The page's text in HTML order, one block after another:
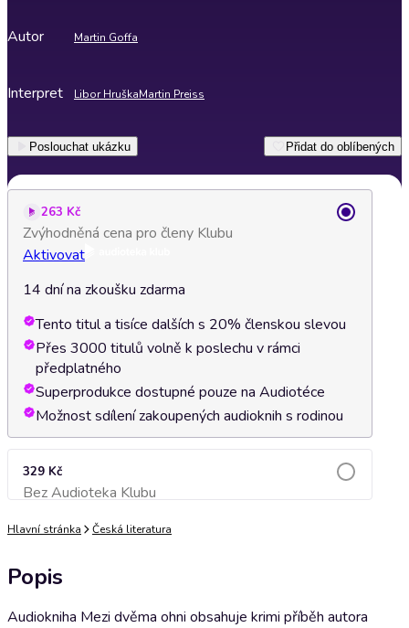
Autor Martin Goffa
Interpret Libor HruškaMartin Preiss
Poslouchat ukázku Přidat do oblíbených
263 Kč
Zvýhodněná cena pro členy Klubu
Aktivovat
14 dní na zkoušku zdarma
Tento titul a tisíce dalších s 20% členskou slevou
Přes 3000 titulů volně k poslechu v rámci
předplatného
Superprodukce dostupné pouze na Audiotéce
Možnost sdílení zakoupených audioknih s rodinou
329 Kč
Bez Audioteka KlubuPřidat do košíku
Hlavní stránka Česká literatura
Popis
Audiokniha Mezi dvěma ohni obsahuje krimi příběh autora